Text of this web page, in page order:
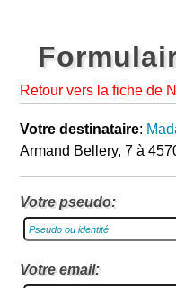
Retour vers la fiche de
Votre destinataire:
Armand Bellery, 7 à
Votre pseudo:
Votre email: